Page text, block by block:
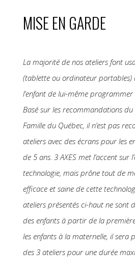
MISE EN GARDE
La majorité de nos ateliers font
(tablette ou ordinateur
l’enfant de lui-même
Basé sur les recommandations
Famille du Québec, il n’est pas
ateliers avec des écrans pour les
de 5 ans. 3 AXES met l’accent sur
technologie, mais prône tout de
efficace et saine de cette
ateliers présentés ci-haut ne sont
des enfants à partir de la
les enfants à la maternelle, il sera
des 3 ateliers pour une durée